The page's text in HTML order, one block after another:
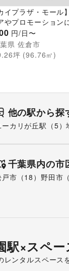
イプラザ・モール
やプロモーション
業施設1階オーケー
ス
円/日〜
県 佐倉市
坪 (96.76㎡)
他の駅から探
ーカリが丘駅（5）
千葉県内の市
市（18） 野田市
駅×スペ
レンタルスペース